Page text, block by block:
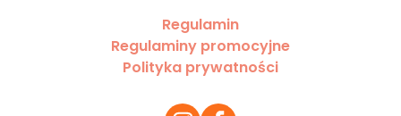
Regulamin
Regulaminy promocyjne
Polityka prywatności